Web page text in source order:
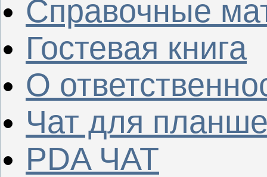
Справочные
Гостевая книга
О
Чат для
PDA ЧАТ